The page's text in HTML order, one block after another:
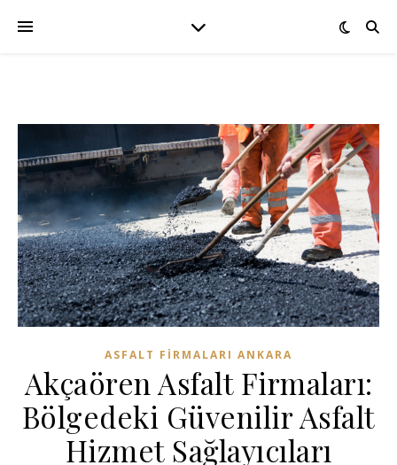
ASFALT FIRMALARI ANKARA
Akçaören Asfalt Firmaları:
Bölgedeki Güvenilir Asfalt
Hizmet Sağlayıcıları